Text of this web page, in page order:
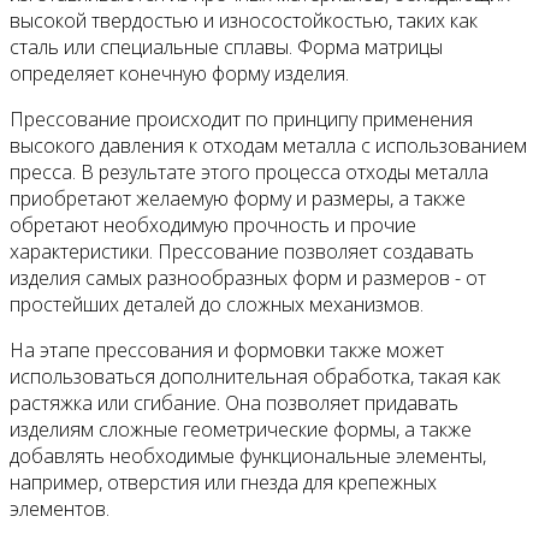
высокой твердостью и износостойкостью, таких как
сталь или специальные сплавы. Форма матрицы
определяет конечную форму изделия.
Прессование происходит по принципу применения
высокого давления к отходам металла с использованием
пресса. В результате этого процесса отходы металла
приобретают желаемую форму и размеры, а также
обретают необходимую прочность и прочие
характеристики. Прессование позволяет создавать
изделия самых разнообразных форм и размеров - от
простейших деталей до сложных механизмов.
На этапе прессования и формовки также может
использоваться дополнительная обработка, такая как
растяжка или сгибание. Она позволяет придавать
изделиям сложные геометрические формы, а также
добавлять необходимые функциональные элементы,
например, отверстия или гнезда для крепежных
элементов.